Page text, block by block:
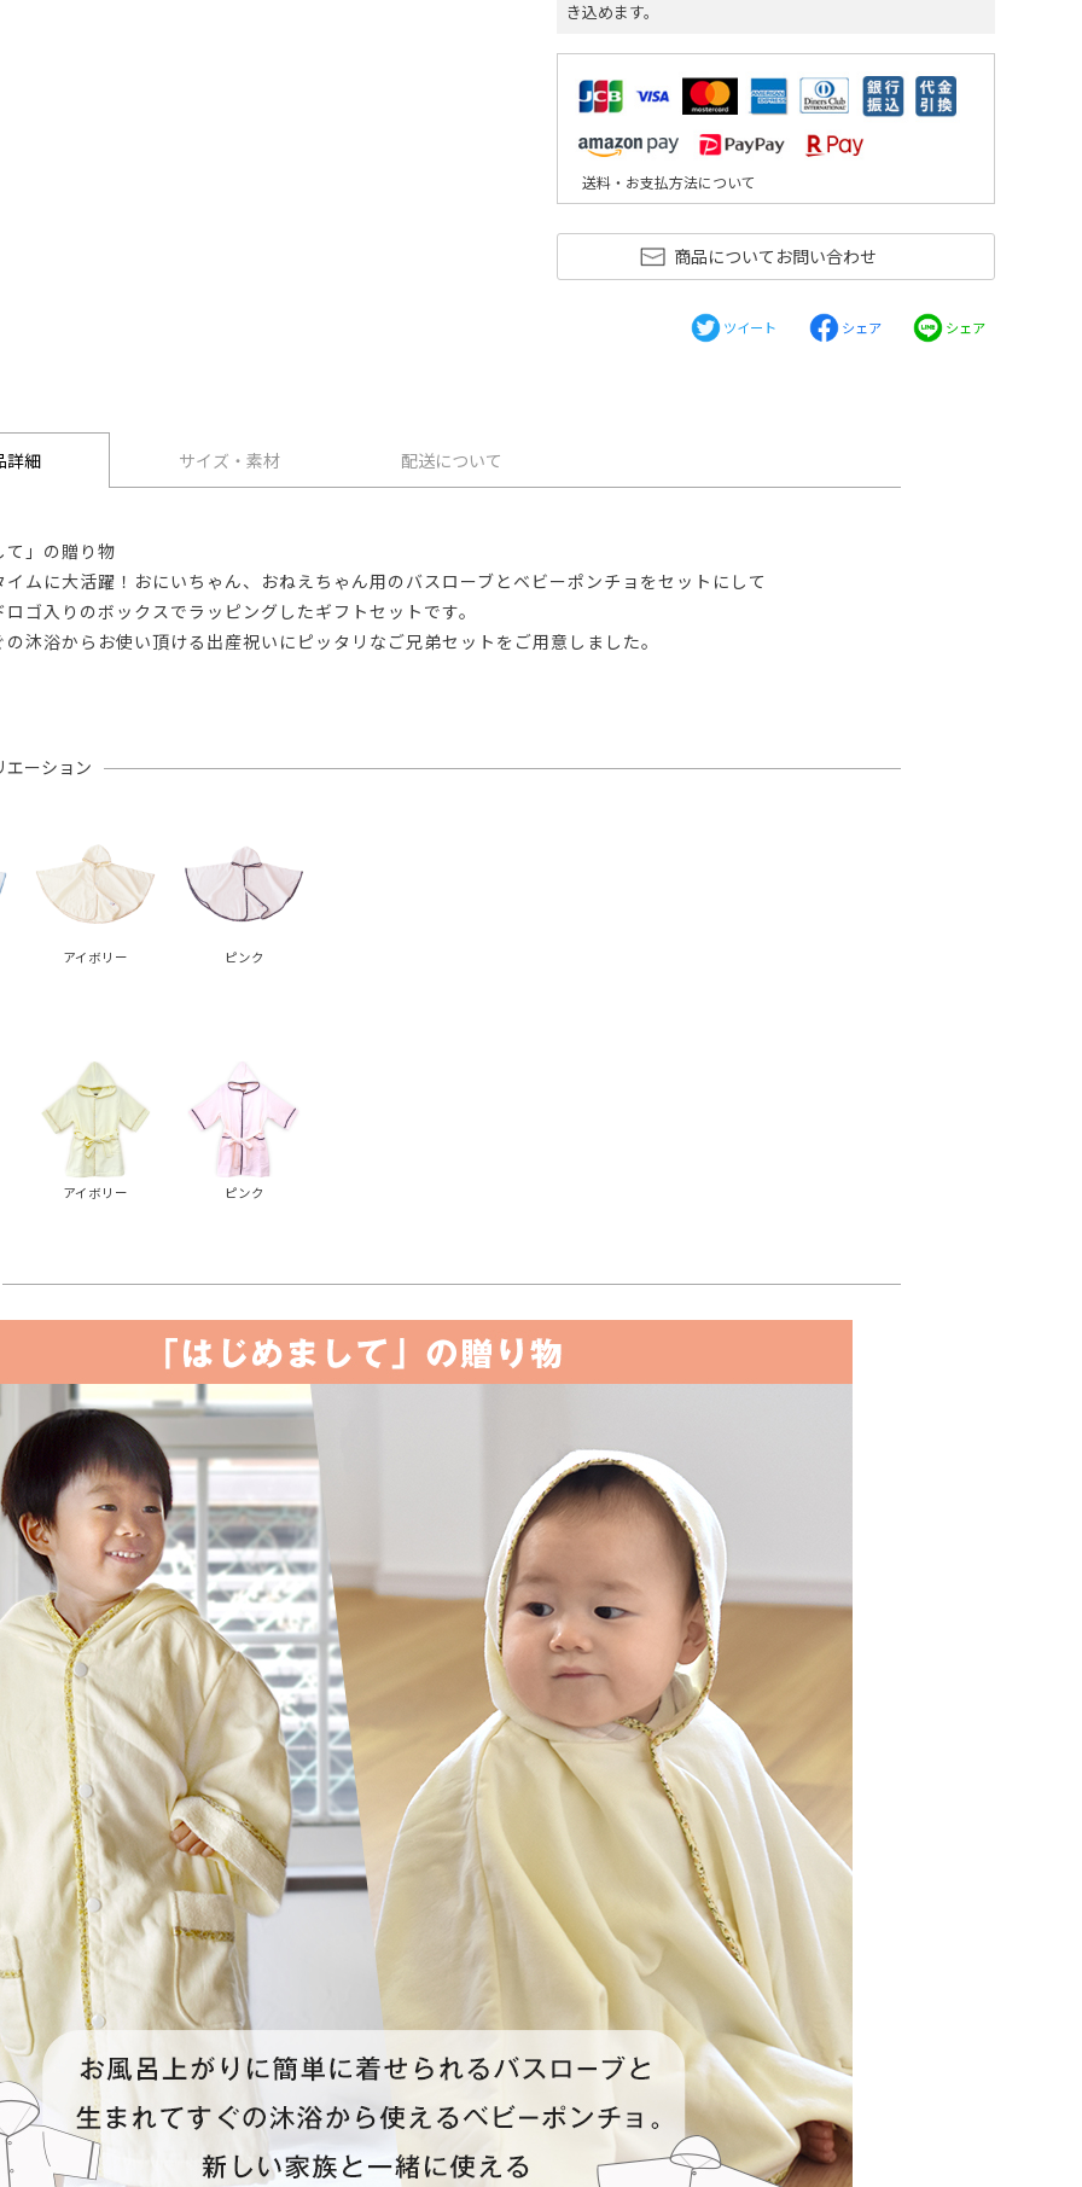
き込めます。
送料・お支払方法について
商品についてお問い合わせ
ツイート シェア シェア
詳細 サイズ・素材 配送について
て」の贈り物
イムに大活躍！おにいちゃん、おねえちゃん用のバスローブとベビーポンチョをセットにして
ロゴ入りのボックスでラッピングしたギフトセットです。
の沐浴からお使い頂ける出産祝いにピッタリなご兄弟セットをご用意しました。
エーション
アイボリー ピンク
アイボリー ピンク